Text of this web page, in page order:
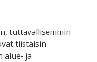
tuttavallisemmin
tiistaisin
alue- ja